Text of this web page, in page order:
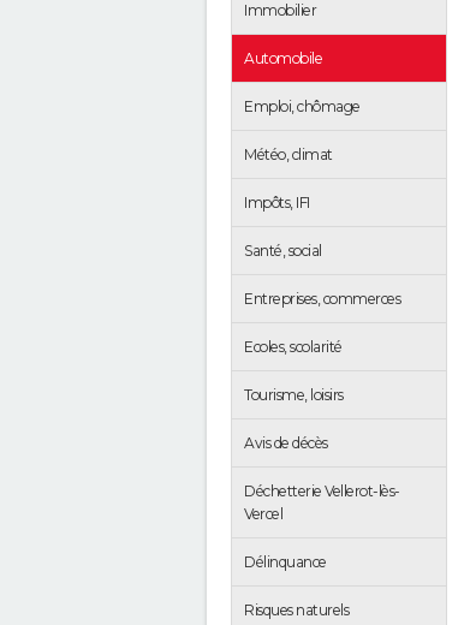
Immobilier
Automobile
Emploi, chômage
Météo, climat
Impôts, IFI
Santé, social
Entreprises, commerces
Ecoles, scolarité
Tourisme, loisirs
Avis de décès
Déchetterie Vellerot-lès-
Vercel
Délinquance
Risques naturels